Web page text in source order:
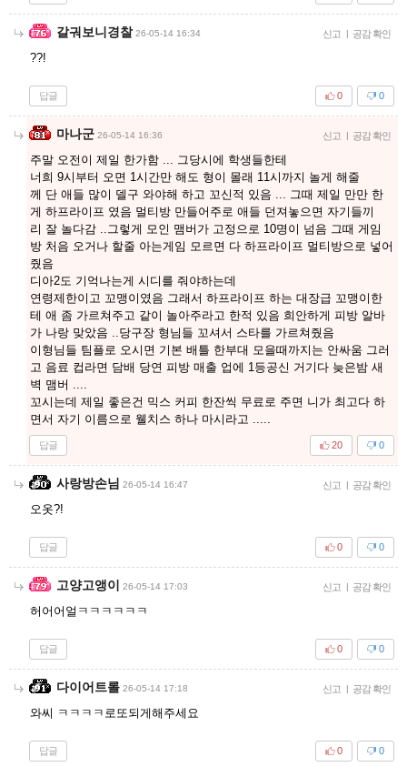
갈궈보니경찰 26-05-14 16:34 신고 | 공감 확인
??!
답글 0
0
마나군 26-05-14 16:36 신고 | 공감 확인
주말 오전이 제일 한가함 ... 그당시에 학생들한테
너희 9시부터 오면 1시간만 해도 형이 몰래 11시까지 놀게 해줄
께 단 애들 많이 델구 와야해 하고 꼬신적 있음 ... 그때 제일 만만 한
게 하프라이프 였음 멀티방 만들어주로 애들 던져놓으면 자기들끼
리 잘 놀다감 ..그렇게 모인 맴버가 고정으로 10명이 넘음 그때 게임
방 처음 오거나 할줄 아는게임 모르면 다 하프라이프 멀티방으로 넣어
줬음
디아2도 기억나는게 시디를 줘야하는데
연령제한이고 꼬맹이였음 그래서 하프라이프 하는 대장급 꼬맹이한
테 애 좀 가르쳐주고 같이 놀아주라고 한적 있음 희안하게 피방 알바
가 나랑 맞았음 ..당구장 형님들 꼬셔서 스타를 가르쳐줬음
이형님들 팀플로 오시면 기본 배틀 한부대 모을때까지는 안싸움 그러
고 음료 컵라면 담배 당연 피방 매출 업에 1등공신 거기다 늦은밤 새
벽 맴버 ....
꼬시는데 제일 좋은건 믹스 커피 한잔씩 무료로 주면 니가 최고다 하
면서 자기 이름으로 웰치스 하나 마시라고 .....
답글 0
20
사랑방손님 26-05-14 16:47 신고 | 공감 확인
오옷?!
답글 0
0
고양고앵이 26-05-14 17:03 신고 | 공감 확인
허어어얼ㅋㅋㅋㅋㅋㅋ
답글 0
0
다이어트롤 26-05-14 17:18 신고 | 공감 확인
와씨 ㅋㅋㅋㅋ로또되게해주세요
답글 0
0